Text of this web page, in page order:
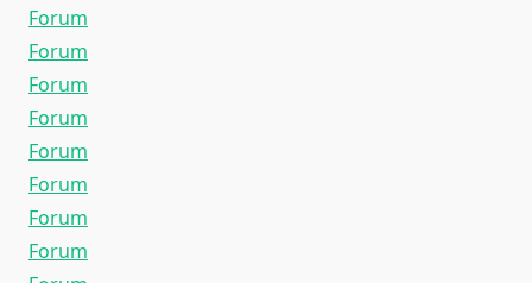
Forum
Forum
Forum
Forum
Forum
Forum
Forum
Forum